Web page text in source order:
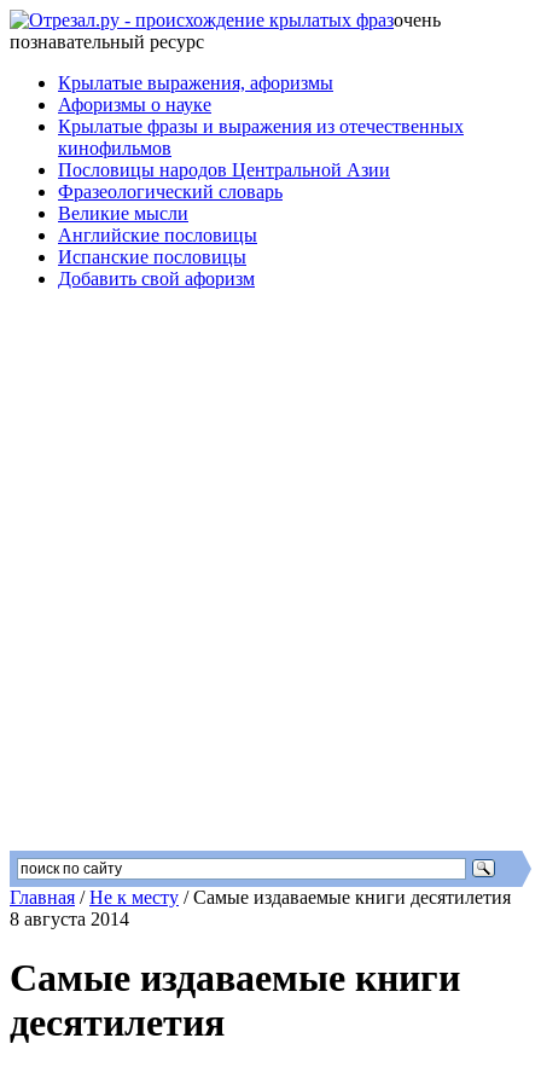
очень
познавательный ресурс
Крылатые выражения, афоризмы
Афоризмы о науке
Крылатые фразы и выражения из отечественных
кинофильмов
Пословицы народов Центральной Азии
Фразеологический словарь
Великие мысли
Английские пословицы
Испанские пословицы
Добавить свой афоризм
Главная /Не к месту /Самые издаваемые книги десятилетия
8 августа 2014
Самые издаваемые книги
десятилетия